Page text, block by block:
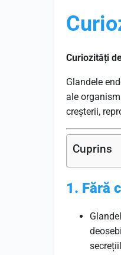
Curiozități
Glandele
ale
creșterii,
Cuprins
1. Fără